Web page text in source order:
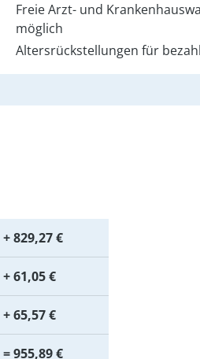
Freie Arzt- und
möglich
Altersrückstellungen für
+ 829,27 €
+ 61,05 €
+ 65,57 €
­­= 955,89 €